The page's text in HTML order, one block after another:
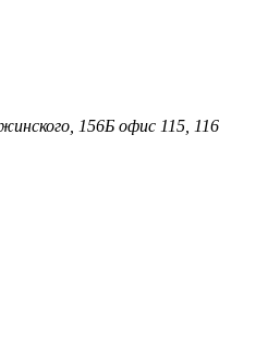
156Б офис 115, 116